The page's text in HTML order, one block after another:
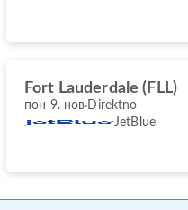
Fort Lauderdale (FLL)
пон 9. нов Direktno
JetBlue